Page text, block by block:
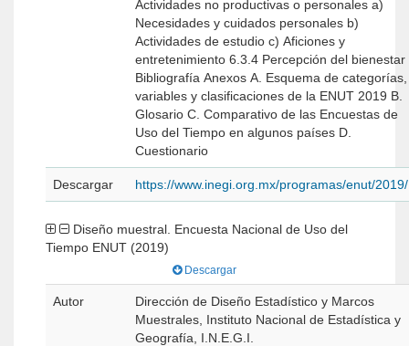
Actividades no productivas o personales a)
Necesidades y cuidados personales b)
Actividades de estudio c) Aficiones y
entretenimiento 6.3.4 Percepción del bienestar
Bibliografía Anexos A. Esquema de categorías,
variables y clasificaciones de la ENUT 2019 B.
Glosario C. Comparativo de las Encuestas de
Uso del Tiempo en algunos países D.
Cuestionario
Descargar https://www.inegi.org.mx/programas/enut/2019/
Tiempo ENUT (2019)
Descargar
Autor
Dirección de Diseño Estadístico y Marcos
Muestrales, Instituto Nacional de Estadística y
Geografía, I.N.E.G.I.